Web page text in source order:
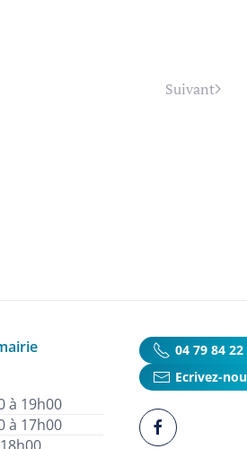
Suivant
à 19h00
à 17h00
04 79 84 22
Ecrivez-